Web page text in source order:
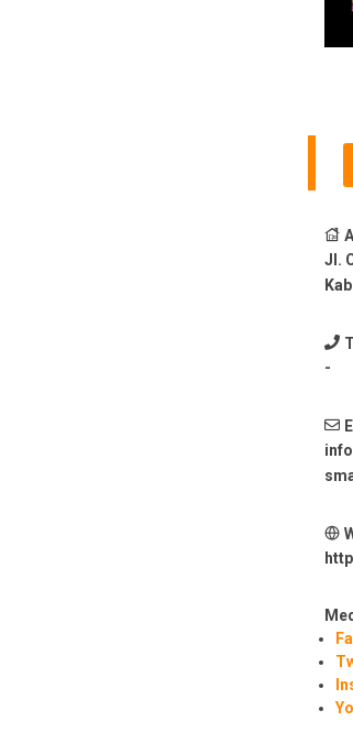
Jl.
-